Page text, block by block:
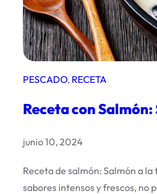
PESCADO, RECETA
Receta con
junio 10, 2024
Receta de salmón: Salmón a
sabores intensos y frescos, no